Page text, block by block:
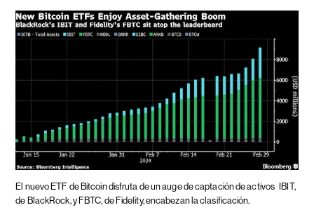
El nuevo ETF de Bitcoin disfruta de un auge de captación de activos IBIT,
de BlackRock, y FBTC, de Fidelity, encabezan la clasificación.